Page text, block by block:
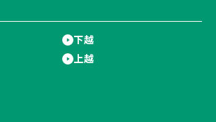
下越
上越